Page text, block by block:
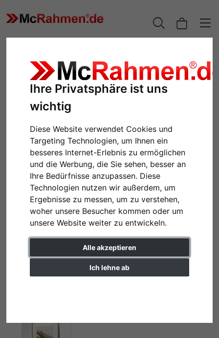
Ihre Privatsphäre ist uns
wichtig
Diese Website verwendet Cookies und
Targeting Technologien, um Ihnen ein
besseres Internet-Erlebnis zu ermöglichen
und die Werbung, die Sie sehen, besser an
Ihre Bedürfnisse anzupassen. Diese
Technologien nutzen wir außerdem, um
Ergebnisse zu messen, um zu verstehen,
woher unsere Besucher kommen oder um
unsere Website weiter zu entwickeln.
Alle akzeptieren
Ich lehne ab
Zurück